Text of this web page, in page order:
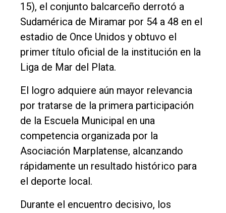
Rural
Deportes
Fúnebres
Edición
Empresa
Nosotros
Contacto
15), el conjunto balcarceño derrotó a
Sudamérica de Miramar por 54 a 48 en el
estadio de Once Unidos y obtuvo el
primer título oficial de la institución en la
Liga de Mar del Plata.
El logro adquiere aún mayor relevancia
por tratarse de la primera participación
de la Escuela Municipal en una
competencia organizada por la
Asociación Marplatense, alcanzando
rápidamente un resultado histórico para
el deporte local.
Durante el encuentro decisivo, los